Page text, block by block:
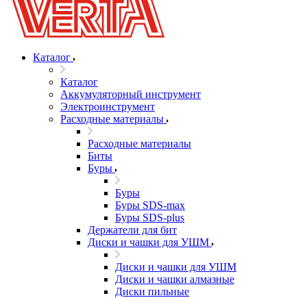
Каталог
Каталог
Аккумуляторный инструмент
Электроинструмент
Расходные материалы
Расходные материалы
Биты
Буры
Буры
Буры SDS-max
Буры SDS-plus
Держатели для бит
Диски и чашки для УШМ
Диски и чашки для УШМ
Диски и чашки алмазные
Диски пильные